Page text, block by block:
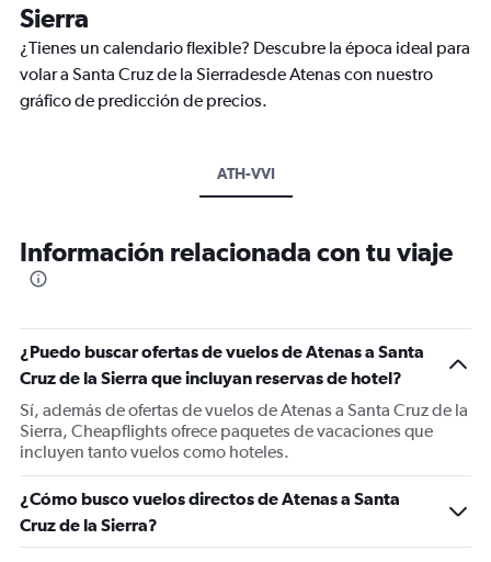
Sierra
¿Tienes un calendario flexible? Descubre la época ideal para
volar a Santa Cruz de la Sierradesde Atenas con nuestro
gráfico de predicción de precios.
ATH-VVI
Información relacionada con tu viaje
¿Puedo buscar ofertas de vuelos de Atenas a Santa
Cruz de la Sierra que incluyan reservas de hotel?
Sí, además de ofertas de vuelos de Atenas a Santa Cruz de la
Sierra, Cheapflights ofrece paquetes de vacaciones que
incluyen tanto vuelos como hoteles.
¿Cómo busco vuelos directos de Atenas a Santa
Cruz de la Sierra?